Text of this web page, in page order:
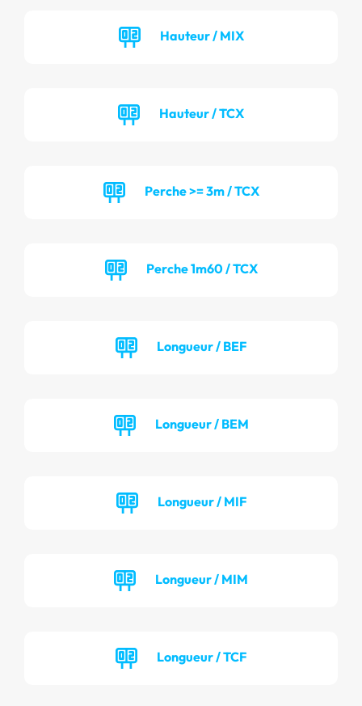
Hauteur / MIX
Hauteur / TCX
Perche >= 3m / TCX
Perche 1m60 / TCX
Longueur / BEF
Longueur / BEM
Longueur / MIF
Longueur / MIM
Longueur / TCF